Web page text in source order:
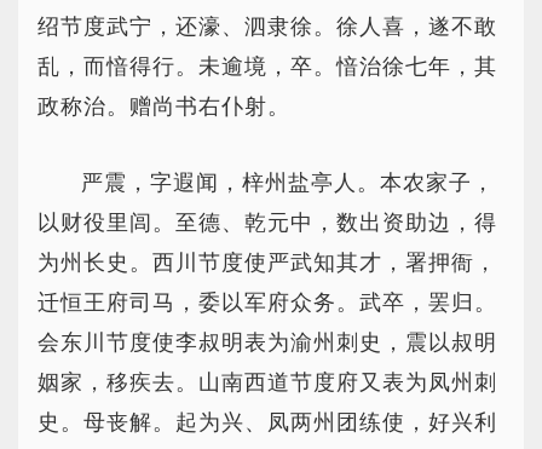
绍节度武宁，还濠、泗隶徐。徐人喜，遂不敢
乱，而愔得行。未逾境，卒。愔治徐七年，其
政称治。赠尚书右仆射。
严震，字遐闻，梓州盐亭人。本农家子，
以财役里闾。至德、乾元中，数出资助边，得
为州长史。西川节度使严武知其才，署押衙，
迁恒王府司马，委以军府众务。武卒，罢归。
会东川节度使李叔明表为渝州刺史，震以叔明
姻家，移疾去。山南西道节度府又表为凤州刺
史。母丧解。起为兴、凤两州团练使，好兴利